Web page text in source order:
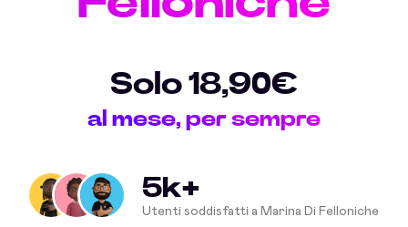
Solo 18,90€
al mese, per sempre
5k+
Utenti soddisfatti a Marina Di Felloniche